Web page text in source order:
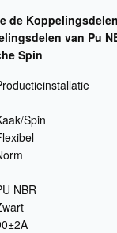
de
van Pu
Spin
Spin
NBR